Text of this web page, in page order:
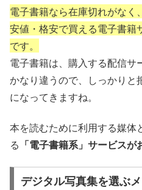
電子書籍なら在庫切れがなく
安値・格安で買える電子書籍
です。
電子書籍は、購入する配信
かなり違うので、しっかりと
になってきますね。
本を読むために利用する媒体
る 「電子書籍系」サービスが
デジタル写真集を選ぶ